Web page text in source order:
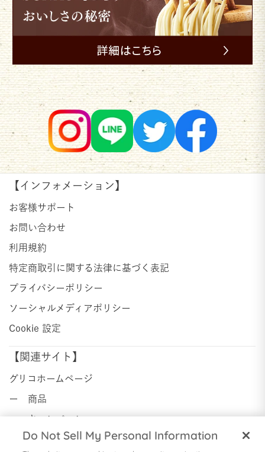
【インフォメーション】
お客様サポート
お問い合わせ
利用規約
特定商取引に関する法律に基づく表記
プライバシーポリシー
ソーシャルメディアポリシー
Cookie 設定
【関連サイト】
グリコホームページ
ー 商品
ー キャンペーン
ー ニュースセンター
Do Not Sell My Personal Information